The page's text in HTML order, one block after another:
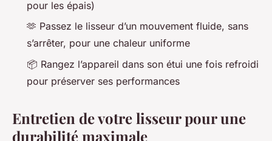
pour les épais)
🫶 Passez le lisseur d’un mouvement fluide, sans
s’arrêter, pour une chaleur uniforme
📦 Rangez l’appareil dans son étui une fois refroidi
pour préserver ses performances
Entretien de votre lisseur pour une
durabilité maximale